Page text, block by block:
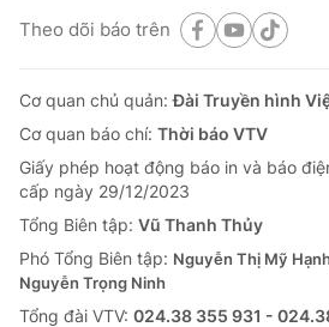
Theo dõi báo trên
Cơ quan chủ quản:Đài Truyền hình
Cơ quan báo chí: Thời báo VTV
Giấy phép hoạt động báo in và báo
cấp ngày 29/12/2023
Tổng Biên tập: Vũ Thanh Thủy
Phó Tổng Biên tập: Nguyễn Thị Mỹ
Nguyễn Trọng Ninh
Tổng đài VTV: 024.38 355 931 -